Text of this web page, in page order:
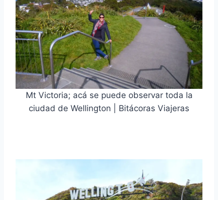
Mt Victoria; acá se puede observar toda la
ciudad de Wellington | Bitácoras Viajeras